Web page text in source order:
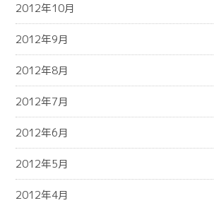
2012年10月
2012年9月
2012年8月
2012年7月
2012年6月
2012年5月
2012年4月